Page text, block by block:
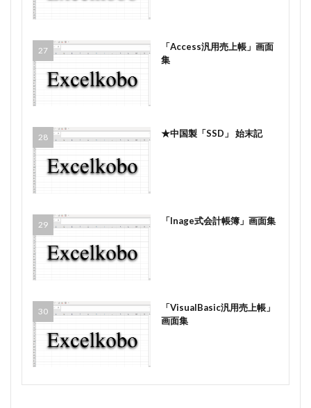
「Access汎用売上帳」画面
集
★中国製「SSD」 始末記
「Inage式会計帳簿」画面集
「VisualBasic汎用売上帳」
画面集